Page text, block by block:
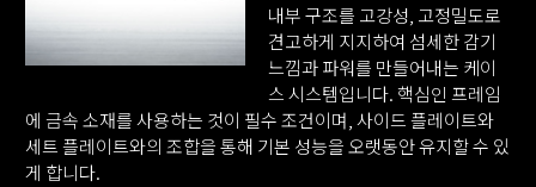
내부 구조를 고강성, 고정밀도로
견고하게 지지하여 섬세한 감기
느낌과 파워를 만들어내는 케이
스 시스템입니다. 핵심인 프레임
에 금속 소재를 사용하는 것이 필수 조건이며, 사이드 플레이트와
세트 플레이트와의 조합을 통해 기본 성능을 오랫동안 유지할 수 있
게 합니다.